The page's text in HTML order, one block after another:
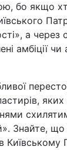
бо якщо
а через
амбіції
Знайте, що
Київському